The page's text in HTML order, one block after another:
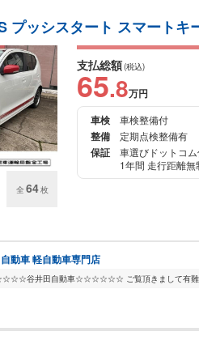
プッシスタート スマートキ
全 64枚
支払総額(税込)
65.8万円
車検
車検整備付
整備 定期点検整備有
保証
車選びドットコ
1年間 走行距離無
動車 軽自動車専門店